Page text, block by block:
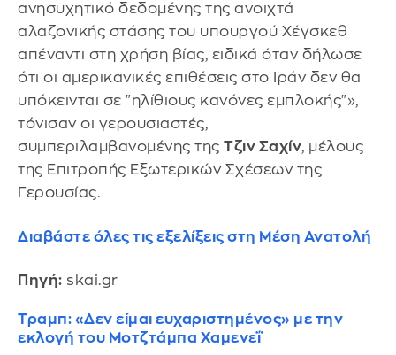
ανησυχητικό δεδομένης της ανοιχτά
αλαζονικής στάσης του υπουργού Χέγσκεθ
απέναντι στη χρήση βίας, ειδικά όταν δήλωσε
ότι οι αμερικανικές επιθέσεις στο Ιράν δεν θα
υπόκεινται σε "ηλίθιους κανόνες εμπλοκής"»,
τόνισαν οι γερουσιαστές,
συμπεριλαμβανομένης της Τζιν Σαχίν, μέλους
της Επιτροπής Εξωτερικών Σχέσεων της
Γερουσίας.
Διαβάστε όλες τις εξελίξεις στη Μέση Ανατολή
Πηγή: skai.gr
Τραμπ: «Δεν είμαι ευχαριστημένος» με την
εκλογή του Μοτζτάμπα Χαμενεΐ